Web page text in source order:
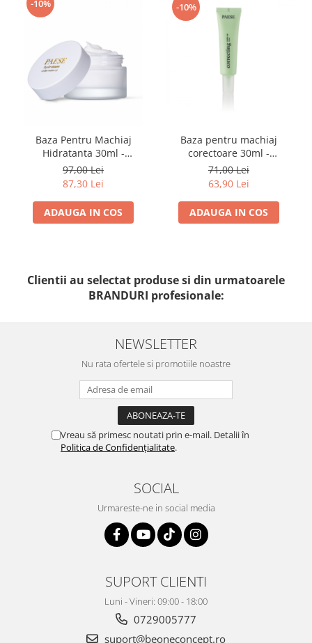
-10%
Baza Pentru Machiaj
Hidratanta 30ml -
Hydrobase Under Make-up
– Paese
97,00 Lei
87,30 Lei
ADAUGA IN COS
-10%
Baza pentru machiaj
corectoare 30ml -
Correcting Make-up Base -
Paese
71,00 Lei
63,90 Lei
ADAUGA IN COS
Clientii au selectat produse si din urmatoarele
BRANDURI profesionale:
NEWSLETTER
Nu rata ofertele si promotiile noastre
Vreau să primesc noutati prin e-mail. Detalii în
Politica de Confidențialitate.
SOCIAL
Urmareste-ne in social media
SUPORT CLIENTI
Luni - Vineri: 09:00 - 18:00
0729005777
suport@beoneconcept.ro